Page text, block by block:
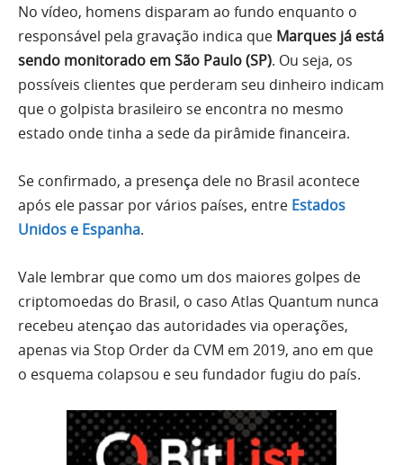
No vídeo, homens disparam ao fundo enquanto o
responsável pela gravação indica que Marques já está
sendo monitorado em São Paulo (SP). Ou seja, os
possíveis clientes que perderam seu dinheiro indicam
que o golpista brasileiro se encontra no mesmo
estado onde tinha a sede da pirâmide financeira.
Se confirmado, a presença dele no Brasil acontece
após ele passar por vários países, entre Estados
Unidos e Espanha.
Vale lembrar que como um dos maiores golpes de
criptomoedas do Brasil, o caso Atlas Quantum nunca
recebeu atençao das autoridades via operações,
apenas via Stop Order da CVM em 2019, ano em que
o esquema colapsou e seu fundador fugiu do país.